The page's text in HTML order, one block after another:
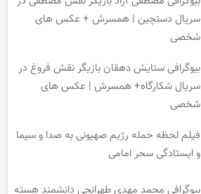
سریال دستچین | همسرش + عکس های
شخصی
بیوگرافی ستایش دهقان بازیگر نقش فروغ در
سریال شکارگاه+ همسرش | عکس های
شخصی
فیلم لحظه حمله رژیم صهیونی به صدا و سیما
و ایستادگی سحر امامی
بیوگرافی محمد مهدی طهرانچی دانشمند هسته